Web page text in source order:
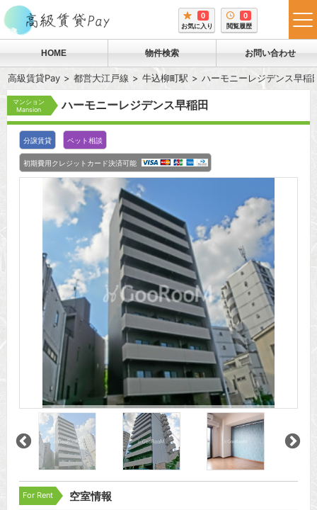
0
お気に入り
0
閲覧履歴
HOME 物件検索 お問い合わせ
高級賃貸Pay 都営大江戸線 牛込柳町駅 ハーモニーレジデンス早稲
マンション
Mansion
ハーモニーレジデンス早稲田
分譲賃貸 ペット相談
初期費用クレジットカード決済可能
For Rent 空室情報